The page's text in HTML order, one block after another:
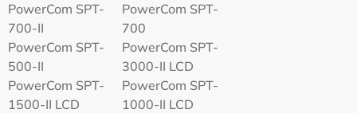
PowerCom SPT-
700-II
PowerCom SPT-
700
PowerCom SPT-
500-II
PowerCom SPT-
3000-II LCD
PowerCom SPT-
1500-II LCD
PowerCom SPT-
1000-II LCD